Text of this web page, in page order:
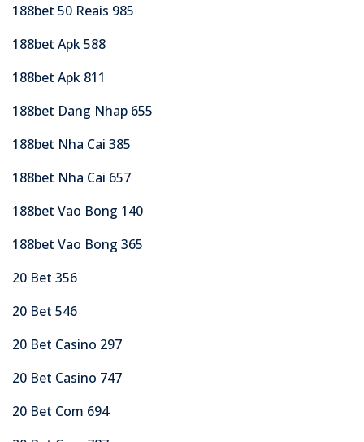
188bet 50 Reais 985
188bet Apk 588
188bet Apk 811
188bet Dang Nhap 655
188bet Nha Cai 385
188bet Nha Cai 657
188bet Vao Bong 140
188bet Vao Bong 365
20 Bet 356
20 Bet 546
20 Bet Casino 297
20 Bet Casino 747
20 Bet Com 694